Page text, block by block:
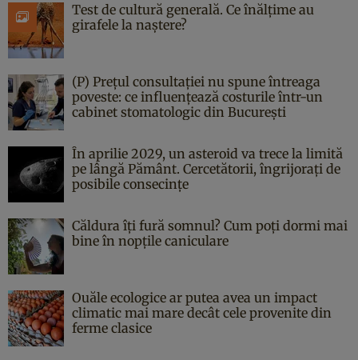
Test de cultură generală. Ce înălțime au
girafele la naștere?
(P) Prețul consultației nu spune întreaga
poveste: ce influențează costurile într-un
cabinet stomatologic din București
În aprilie 2029, un asteroid va trece la limită
pe lângă Pământ. Cercetătorii, îngrijorați de
posibile consecințe
Căldura îți fură somnul? Cum poți dormi mai
bine în nopțile caniculare
Ouăle ecologice ar putea avea un impact
climatic mai mare decât cele provenite din
ferme clasice